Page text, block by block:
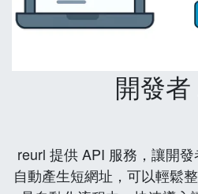
開發者
reurl 提供 API 服務，讓開
自動產生短網址，可以輕鬆